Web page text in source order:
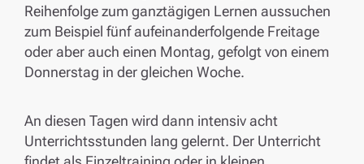
Reihenfolge zum ganztägigen Lernen aussuchen
zum Beispiel fünf aufeinanderfolgende Freitage
oder aber auch einen Montag, gefolgt von einem
Donnerstag in der gleichen Woche.
An diesen Tagen wird dann intensiv acht
Unterrichtsstunden lang gelernt. Der Unterricht